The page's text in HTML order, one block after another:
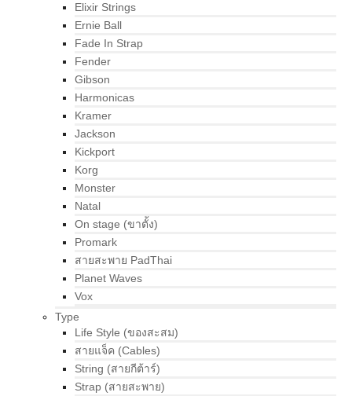
Elixir Strings
Ernie Ball
Fade In Strap
Fender
Gibson
Harmonicas
Kramer
Jackson
Kickport
Korg
Monster
Natal
On stage (ขาตั้ง)
Promark
สายสะพาย PadThai
Planet Waves
Vox
Type
Life Style (ของสะสม)
สายแจ็ค (Cables)
String (สายกีต้าร์)
Strap (สายสะพาย)